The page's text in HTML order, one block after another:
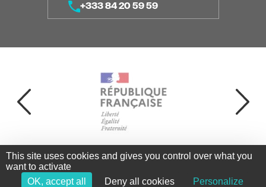
+333 84 20 59 59
Copyright ©2026 - OT Villersexel - Tous droits réservés -
Réalisation
Torop.Net - Site mis à jour avec WSB
Mentions
This site uses cookies and gives you control over what you
want to activate
OK, accept all
Deny all cookies Personalize